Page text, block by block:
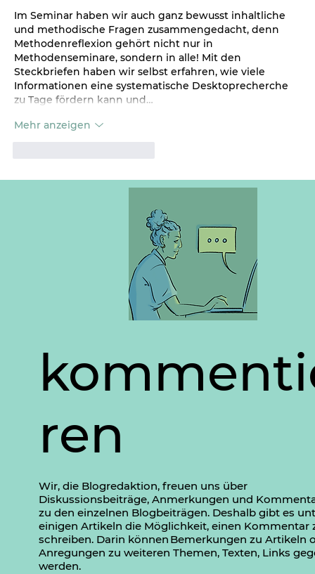
Im Seminar haben wir auch ganz bewusst inhaltliche
und methodische Fragen zusammengedacht, denn
Methodenreflexion gehört nicht nur in
Methodenseminare, sondern in alle! Mit den
Steckbriefen haben wir selbst erfahren, wie viele
Informationen eine systematische Desktoprecherche
zu Tage fördern kann und…
Mehr anzeigen
ren
Wir, die Blogredaktion, freuen uns über
Diskussionsbeiträge, Anmerkungen und
zu den einzelnen Blogbeiträgen. Deshalb gibt es
einigen Artikeln die Möglichkeit, einen Kommentar
schreiben. Darin können Bemerkungen zu Artikeln
Anregungen zu weiteren Themen, Texten, Links
werden.